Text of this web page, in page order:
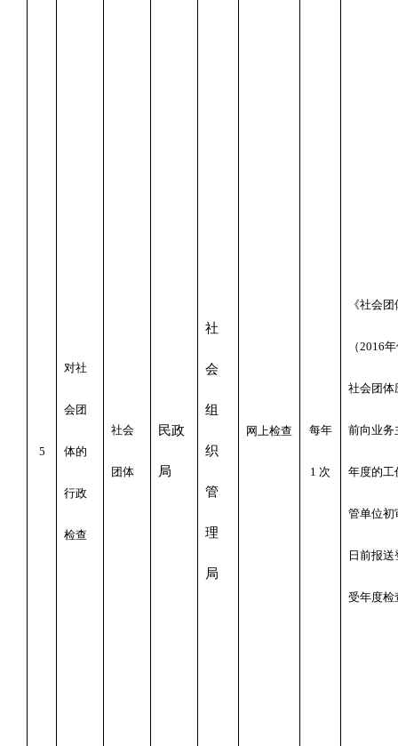
5
对社
会团
体的
行政
检查
社会
团体
民政
局
社
会
组
织
管
理
局
网上检查 每年
1 次
《社会团
（2016
社会团体
前向业务
年度的工
管单位初
日前报
受年度检